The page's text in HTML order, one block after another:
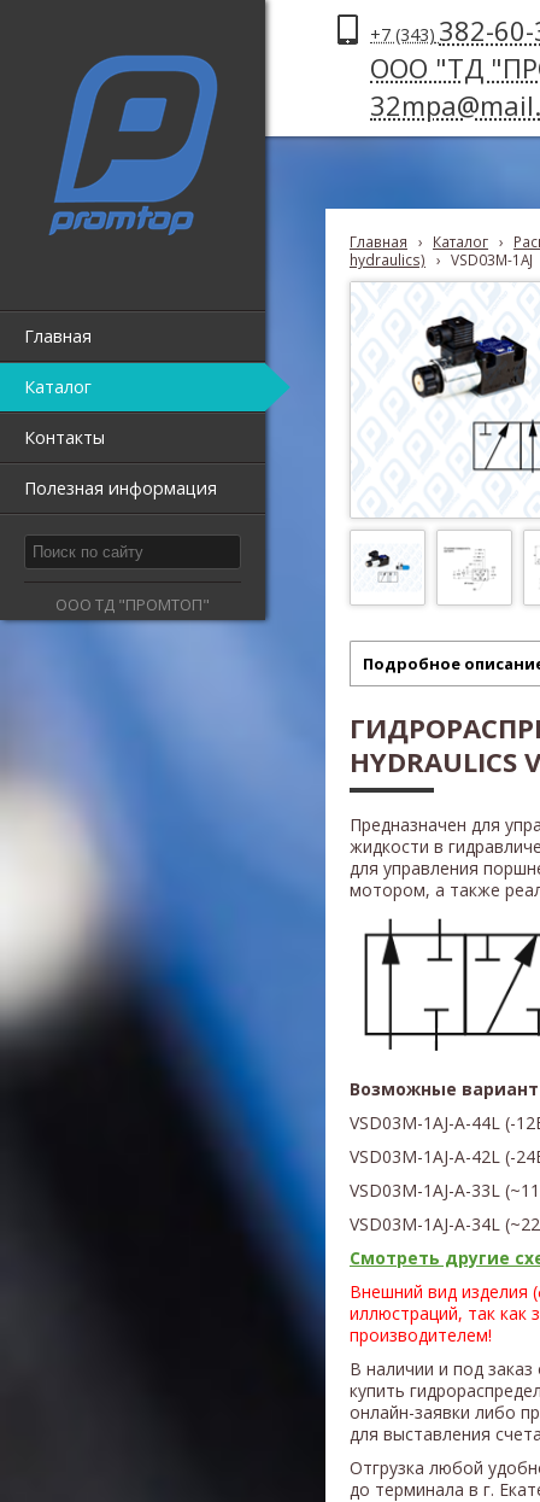
Главная
Каталог
Контакты
Полезная информация
ООО ТД "ПРОМТОП"
+7 (343) 382-
ООО "ТД
Главная › Каталог ›
hydraulics)
› VSD03M-1AJ
Подробное
HYDRAULICS
Предназначен для
жидкости в
для управления
мотором, а также
Возможные
VSD03M-1AJ-A-44L (-
VSD03M-1AJ-A-42L (-
VSD03M-1AJ-A-33L (
VSD03M-1AJ-A-34L
Смотреть другие
Внешний вид изделия
иллюстраций, так как
производителем!
В наличии и под
купить
онлайн-заявки либо
для выставления
Отгрузка любой
до терминала в г.